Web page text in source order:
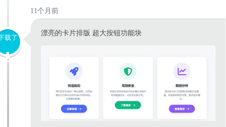
11个月前
载了
漂亮的卡片排版 超大按钮功能块